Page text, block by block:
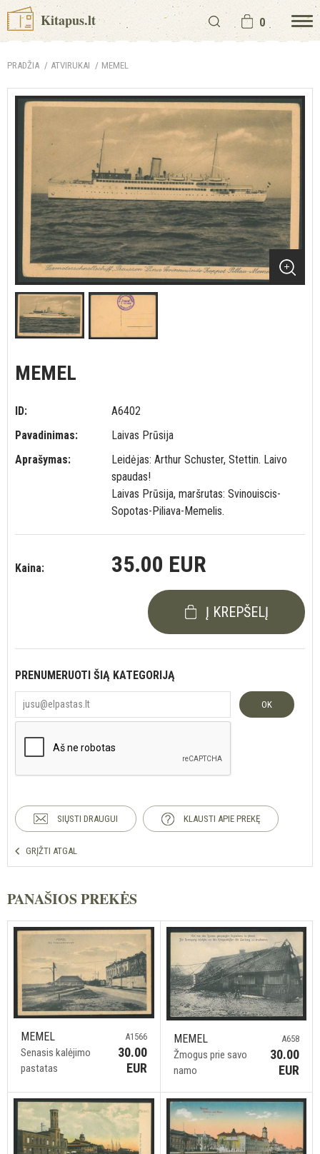
Kitapus.lt 0
PRADŽIA ATVIRUKAI MEMEL
MEMEL
ID:
A6402
Pavadinimas:
Laivas Prūsija
Aprašymas:
Leidėjas: Arthur Schuster, Stettin. Laivo
spaudas!
Laivas Prūsija, maršrutas: Svinouiscis-
Sopotas-Piliava-Memelis.
Kaina: 35.00 EUR
Į KREPŠELĮ
PRENUMERUOTI ŠIĄ KATEGORIJĄ
OK
SIŲSTI DRAUGUI KLAUSTI APIE PREKĘ
GRĮŽTI ATGAL
PANAŠIOS PREKĖS
MEMEL
Senasis kalėjimo
pastatas
A1566
30.00
EUR
MEMEL
Žmogus prie savo
namo
A658
30.00
EUR